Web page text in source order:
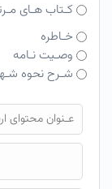
کـتاب هـای
خـاطره
وصـیت نـامه
شـرح نحوه
فایل محتوای